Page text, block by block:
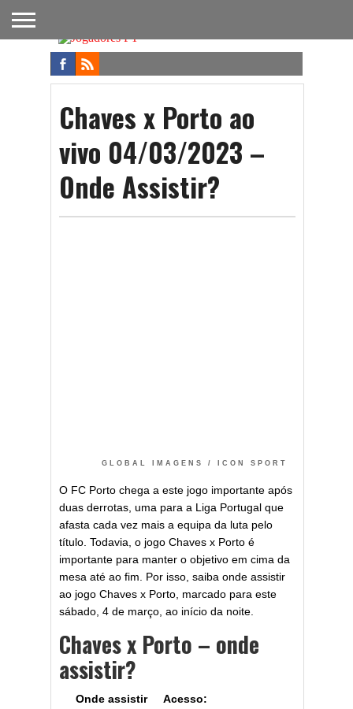
FUTEBOL
NACIONAL
FUTEBOL
INTERNACIONAL
NOTÍCIAS
ONDE
ASSISTIR
FUTEBOL
NA TV
APOSTAS
Chaves x Porto ao
vivo 04/03/2023 –
Onde Assistir?
GLOBAL IMAGENS / ICON SPORT
O FC Porto chega a este jogo importante após
duas derrotas, uma para a Liga Portugal que
afasta cada vez mais a equipa da luta pelo
título. Todavia, o jogo Chaves x Porto é
importante para manter o objetivo em cima da
mesa até ao fim. Por isso, saiba onde assistir
ao jogo Chaves x Porto, marcado para este
sábado, 4 de março, ao início da noite.
Chaves x Porto – onde
assistir?
Onde assistir
Acesso: